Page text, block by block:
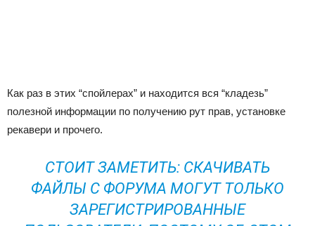
Как раз в этих “спойлерах” и находится вся “кладезь”
полезной информации по получению рут прав, установке
рекавери и прочего.
СТОИТ ЗАМЕТИТЬ: СКАЧИВАТЬ
ФАЙЛЫ С ФОРУМА МОГУТ ТОЛЬКО
ЗАРЕГИСТРИРОВАННЫЕ